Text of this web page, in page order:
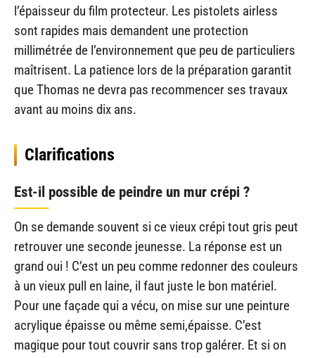
l’épaisseur du film protecteur. Les pistolets airless
sont rapides mais demandent une protection
millimétrée de l’environnement que peu de particuliers
maîtrisent. La patience lors de la préparation garantit
que Thomas ne devra pas recommencer ses travaux
avant au moins dix ans.
Clarifications
Est-il possible de peindre un mur crépi ?
On se demande souvent si ce vieux crépi tout gris peut
retrouver une seconde jeunesse. La réponse est un
grand oui ! C’est un peu comme redonner des couleurs
à un vieux pull en laine, il faut juste le bon matériel.
Pour une façade qui a vécu, on mise sur une peinture
acrylique épaisse ou même semi,épaisse. C’est
magique pour tout couvrir sans trop galérer. Et si on